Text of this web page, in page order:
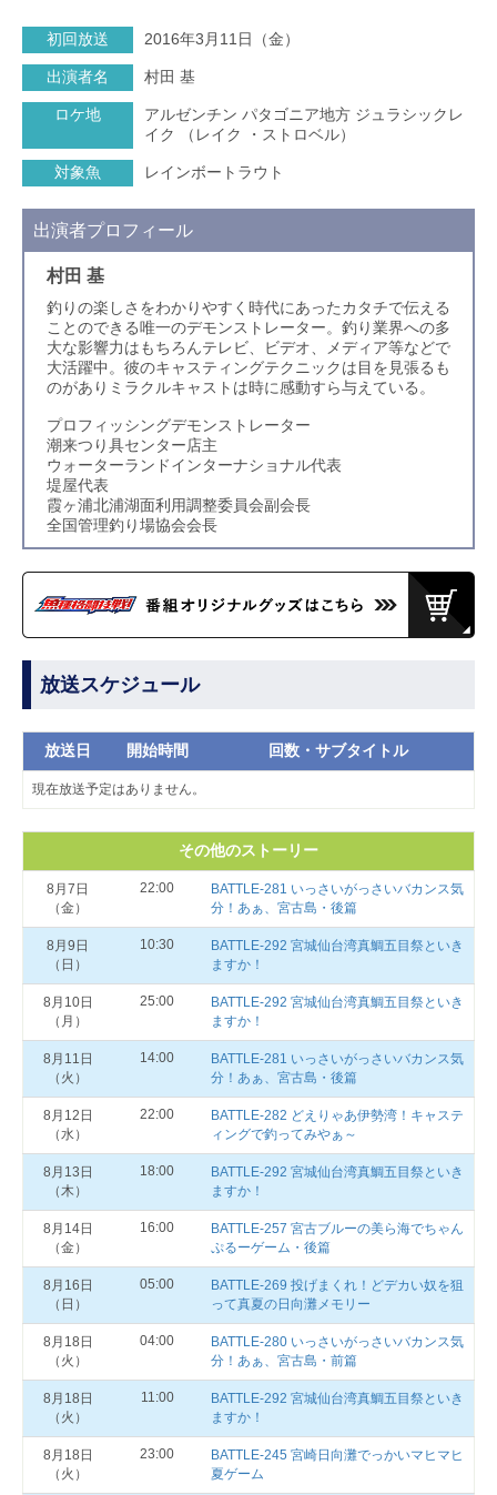
初回放送 2016年3月11日（金）
出演者名 村田 基
ロケ地
アルゼンチン パタゴニア地方 ジュラシックレ
イク （レイク ・ストロベル）
対象魚 レインボートラウト
出演者プロフィール
村田 基
釣りの楽しさをわかりやすく時代にあったカタチで伝える
ことのできる唯一のデモンストレーター。釣り業界への多
大な影響力はもちろんテレビ、ビデオ、メディア等などで
大活躍中。彼のキャスティングテクニックは目を見張るも
のがありミラクルキャストは時に感動すら与えている。
プロフィッシングデモンストレーター
潮来つり具センター店主
ウォーターランドインターナショナル代表
堤屋代表
霞ヶ浦北浦湖面利用調整委員会副会長
全国管理釣り場協会会長
放送スケジュール
放送日 開始時間 回数・サブタイトル
現在放送予定はありません。
その他のストーリー
8月7日
（金）
22:00
BATTLE-281 いっさいがっさいバカンス気
分！あぁ、宮古島・後篇
8月9日
（日）
10:30
BATTLE-292 宮城仙台湾真鯛五目祭といき
ますか！
8月10日
（月）
25:00
BATTLE-292 宮城仙台湾真鯛五目祭といき
ますか！
8月11日
（火）
14:00
BATTLE-281 いっさいがっさいバカンス気
分！あぁ、宮古島・後篇
8月12日
（水）
22:00
BATTLE-282 どえりゃあ伊勢湾！キャステ
ィングで釣ってみやぁ～
8月13日
（木）
18:00
BATTLE-292 宮城仙台湾真鯛五目祭といき
ますか！
8月14日
（金）
16:00
BATTLE-257 宮古ブルーの美ら海でちゃん
ぷるーゲーム・後篇
8月16日
（日）
05:00
BATTLE-269 投げまくれ！どデカい奴を狙
って真夏の日向灘メモリー
8月18日
（火）
04:00
BATTLE-280 いっさいがっさいバカンス気
分！あぁ、宮古島・前篇
8月18日
（火）
11:00
BATTLE-292 宮城仙台湾真鯛五目祭といき
ますか！
8月18日
（火）
23:00
BATTLE-245 宮崎日向灘でっかいマヒマヒ
夏ゲーム